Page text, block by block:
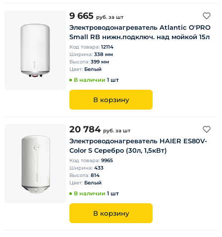
9 665 руб. за шт
Электроводонагреватель Atlantic O'PRO
Small RB нижн.подключ. над мойкой 15л
Код товара: 12114
Ширина: 338 мм
Высота: 399 мм
Цвет: Белый
В наличии 1 шт
В корзину
20 784 руб. за шт
Электроводонагреватель HAIER ES80V-
Color S Серебро (30л, 1,5кВт)
Код товара: 9965
Ширина: 433
Высота: 814
Цвет: Белый
В наличии 1 шт
В корзину